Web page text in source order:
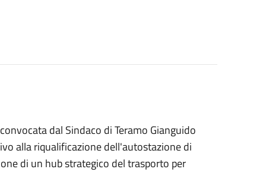
dal Sindaco di Teramo Gianguido
alla riqualificazione dell'autostazione di
di un hub strategico del trasporto per